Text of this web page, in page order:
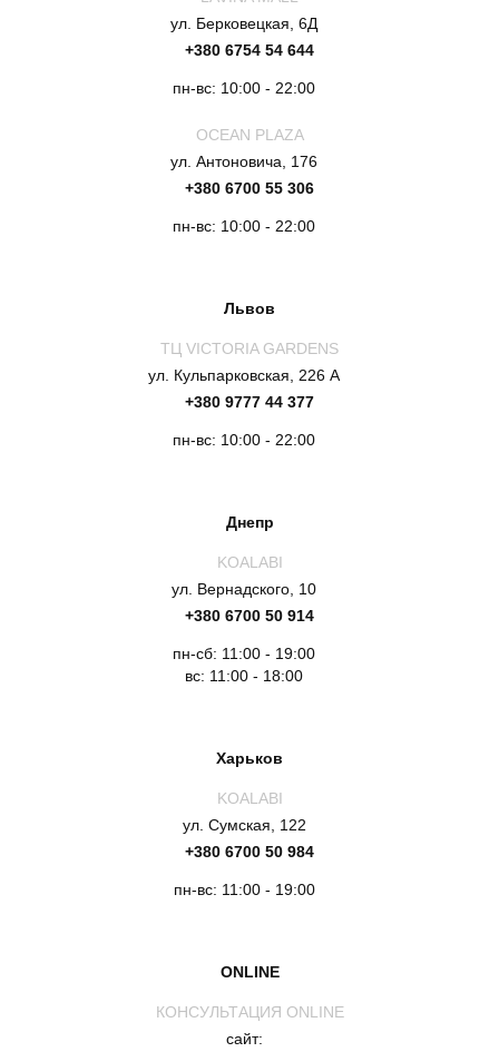
ул. Берковецкая, 6Д
+380 6754 54 644
пн-вс: 10:00 - 22:00
OCEAN PLAZA
ул. Антоновича, 176
+380 6700 55 306
пн-вс: 10:00 - 22:00
Львов
ТЦ VICTORIA GARDENS
ул. Кульпарковская, 226 А
+380 9777 44 377
пн-вс: 10:00 - 22:00
Днепр
KOALABI
ул. Вернадского, 10
+380 6700 50 914
пн-сб: 11:00 - 19:00
вс: 11:00 - 18:00
Харьков
KOALABI
ул. Сумская, 122
+380 6700 50 984
пн-вс: 11:00 - 19:00
ONLINE
КОНСУЛЬТАЦИЯ ONLINE
сайт: